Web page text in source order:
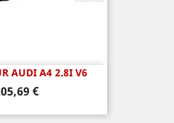
AUDI A4 2.8I V6
€